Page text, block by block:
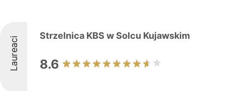
Laureaci Strzelnica KBS w Solcu Kujawskim
8.6